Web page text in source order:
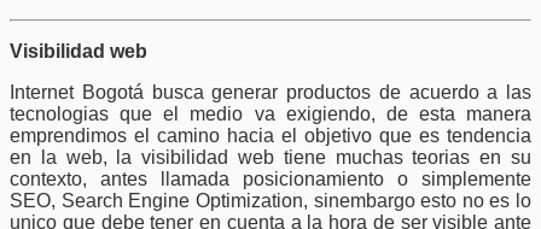
Visibilidad web
Internet Bogotá busca generar productos de acuerdo a las
tecnologias que el medio va exigiendo, de esta manera
emprendimos el camino hacia el objetivo que es tendencia
en la web, la visibilidad web tiene muchas teorias en su
contexto, antes llamada posicionamiento o simplemente
SEO, Search Engine Optimization, sinembargo esto no es lo
unico que debe tener en cuenta a la hora de ser visible ante